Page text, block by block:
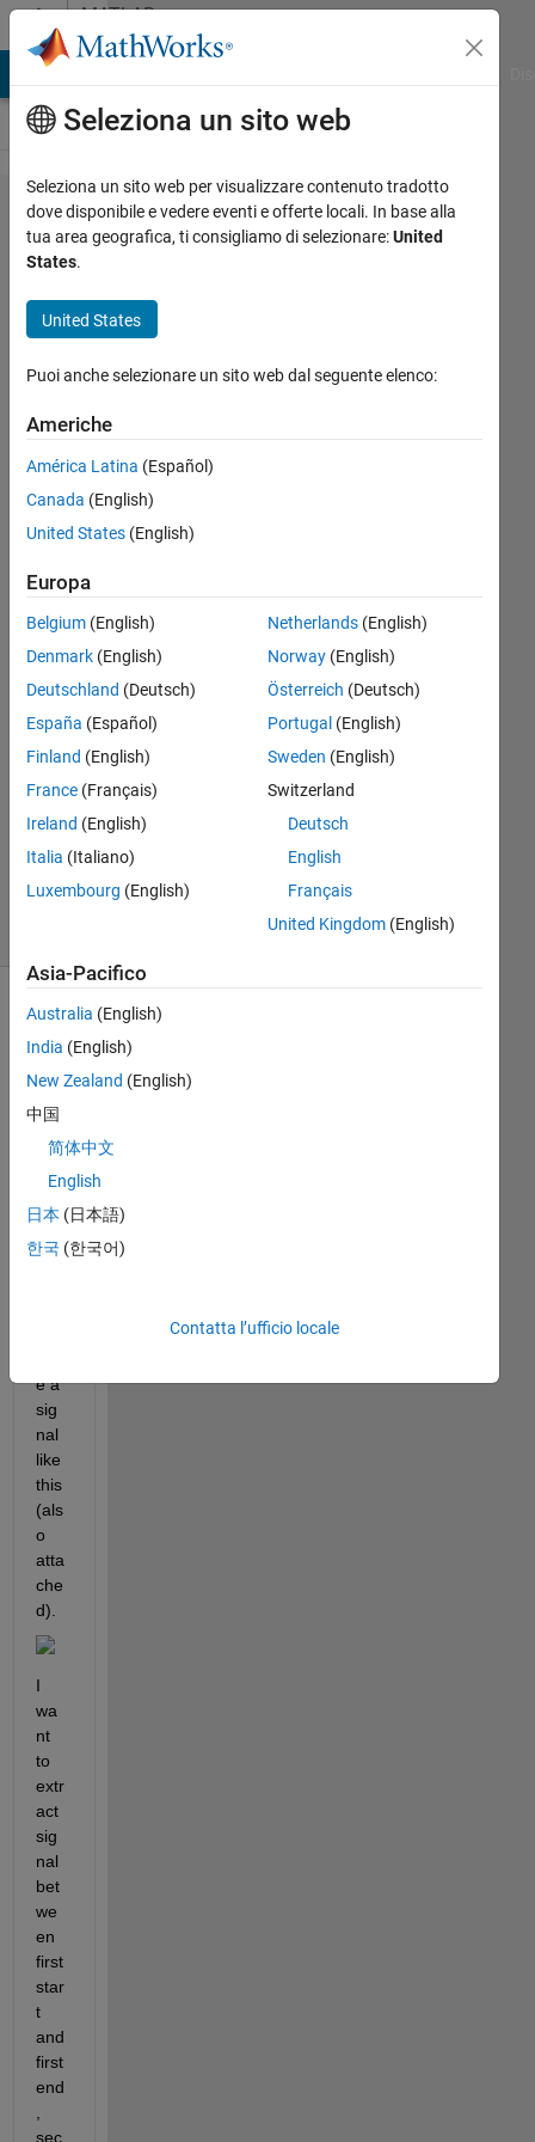
Vai al contenutoMATLAB
Answers
How to
deal with
exceeds
number
of array
elements
?
31 Gen
2022
Risposte
Risposta
accettata
Aggiornato
31 Gen
2022
Visualizzazioni
signal.mat
e a
sig
nal
like
this
(als
o
atta
che
d).
I
wa
nt
to
extr
act
sig
nal
bet
we
en
first
star
t
and
first
end
sec
Seleziona un sito web
Seleziona un sito web per visualizzare contenuto tradotto
dove disponibile e vedere eventi e offerte locali. In base alla
tua area geografica, ti consigliamo di selezionare:United
States.
United States
Puoi anche selezionare un sito web dal seguente elenco:
Americhe
América Latina (Español)
Canada (English)
United States (English)
Europa
Belgium (English)
Denmark (English)
Deutschland (Deutsch)
España (Español)
Finland (English)
France (Français)
Ireland (English)
Italia (Italiano)
Luxembourg (English)
Netherlands(English)
Norway(English)
Österreich (Deutsch)
Portugal (English)
Sweden (English)
Switzerland
Deutsch
English
Français
United Kingdom(English)
Asia-Pacifico
Australia (English)
India (English)
New Zealand (English)
中国
简体中文
English
日本 (日本語)
한국 (한국어)
Contatta l’ufficio locale